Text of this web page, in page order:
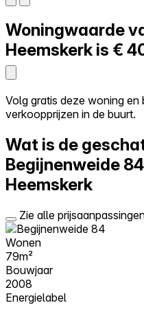
Zelf kopen
Alles-in-één
Reviews
Log in
Probeer Walter gratis
Woningwaarde
Heemskerk is €
Volg gratis deze woning en
verkoopprijzen in de buurt.
Wat is de
Begijnenweide 84
Heemskerk
Zie alle
Wonen
79m²
Bouwjaar
2008
Energielabel